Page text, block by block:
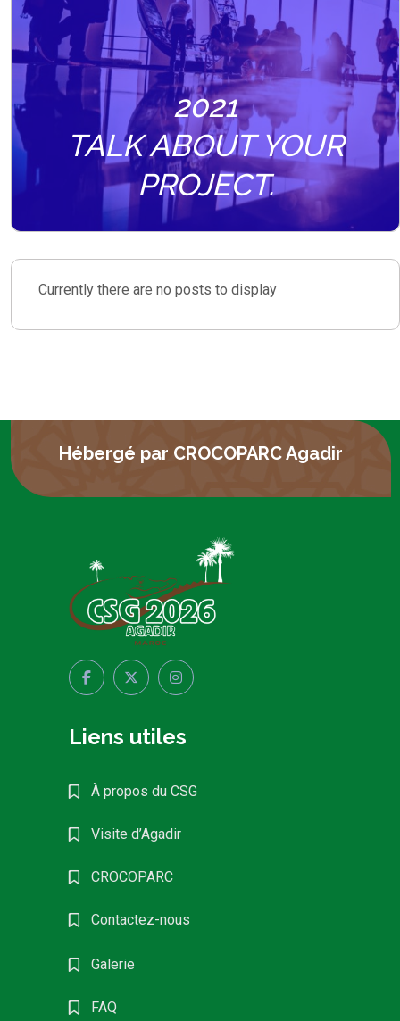
2021
TALK ABOUT YOUR
PROJECT.
Currently there are no posts to display
Hébergé par CROCOPARC Agadir
Liens utiles
À propos du CSG
Visite d’Agadir
CROCOPARC
Contactez-nous
Galerie
FAQ